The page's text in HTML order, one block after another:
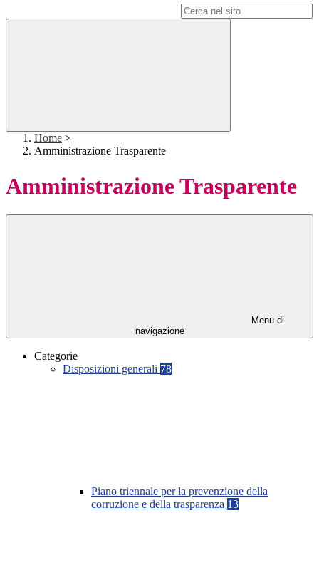
Home >
Amministrazione Trasparente
Amministrazione Trasparente
Menu di
navigazione
Categorie
Disposizioni generali 78
Piano triennale per la prevenzione della
corruzione e della trasparenza 13